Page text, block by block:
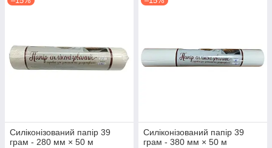
Силіконізований папір 39
грам - 280 мм × 50 м
Силіконізований папір 39
грам - 380 мм × 50 м